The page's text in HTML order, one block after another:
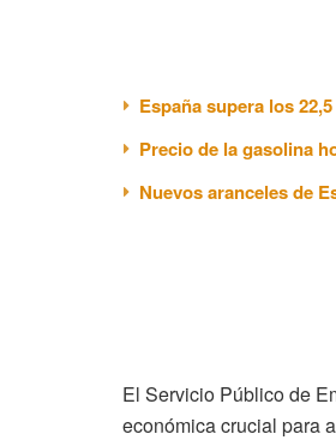
España supera los
Precio de la gasolina
Nuevos aranceles de
El Servicio Público de
económica crucial para